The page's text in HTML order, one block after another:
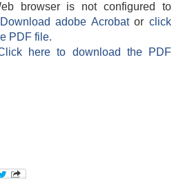
browser is not configured to
Download adobe Acrobatorclick
PDF file.
here to download the PDF